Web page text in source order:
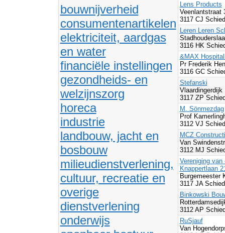
bouwnijverheid
consumentenartikelen
elektriciteit, aardgas
en water
financiële instellingen
gezondheids- en
welzijnszorg
horeca
industrie
landbouw, jacht en
bosbouw
milieudienstverlening,
cultuur, recreatie en
overige
dienstverlening
onderwijs
Lens Products
Veenlantstraat
3117 CJ
Leren Leren
3116 HK
&MAX
Pr Frederik
3116 GC
Stefanski
Vlaardingerdijk
3117 ZP
M. Sönmezdag
Prof
3112 VJ
MCZ
Van
3112 MJ
Vereniging van
Knappertlaan
Burgemeester
3117 JA
Binkowski
3112 AP
RuSjauf
Van